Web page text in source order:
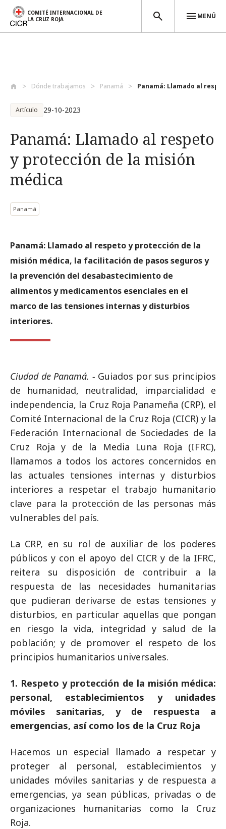
COMITÉ INTERNACIONAL DE
LA CRUZ ROJA
MENÚ
Dónde trabajamos Panamá Panamá: Llamado al
Artículo 29-10-2023
Panamá: Llamado al respeto
y protección de la misión
médica
Panamá
Panamá: Llamado al respeto y protección de la
misión médica, la facilitación de pasos seguros y
la prevención del desabastecimiento de
alimentos y medicamentos esenciales en el
marco de las tensiones internas y disturbios
interiores.
Ciudad de Panamá. - Guiados por sus principios
de humanidad, neutralidad, imparcialidad e
independencia, la Cruz Roja Panameña (CRP), el
Comité Internacional de la Cruz Roja (CICR) y la
Federación Internacional de Sociedades de la
Cruz Roja y de la Media Luna Roja (IFRC),
llamamos a todos los actores concernidos en
las actuales tensiones internas y disturbios
interiores a respetar el trabajo humanitario
clave para la protección de las personas más
vulnerables del país.
La CRP, en su rol de auxiliar de los poderes
públicos y con el apoyo del CICR y de la IFRC,
reitera su disposición de contribuir a la
respuesta de las necesidades humanitarias
que pudieran derivarse de estas tensiones y
disturbios, en particular aquellas que pongan
en riesgo la vida, integridad y salud de la
población; y de promover el respeto de los
principios humanitarios universales.
1. Respeto y protección de la misión médica:
personal, establecimientos y unidades
móviles sanitarias, y de respuesta a
emergencias, así como los de la Cruz Roja
Hacemos un especial llamado a respetar y
proteger al personal, establecimientos y
unidades móviles sanitarias y de respuesta a
emergencias, ya sean públicas, privadas o de
organizaciones humanitarias como la Cruz
Roja.